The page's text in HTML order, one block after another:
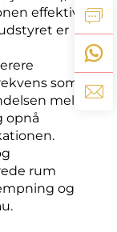
effektivt.
er
som
mellem
opnå
rum
og